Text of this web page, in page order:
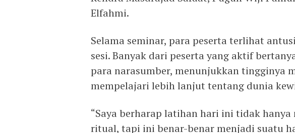
Elfahmi.
Selama seminar, para peserta terlihat
sesi. Banyak dari peserta yang aktif
para narasumber, menunjukkan tingginya
mempelajari lebih lanjut tentang dunia
“Saya berharap latihan hari ini tidak hanya
ritual, tapi ini benar-benar menjadi suatu